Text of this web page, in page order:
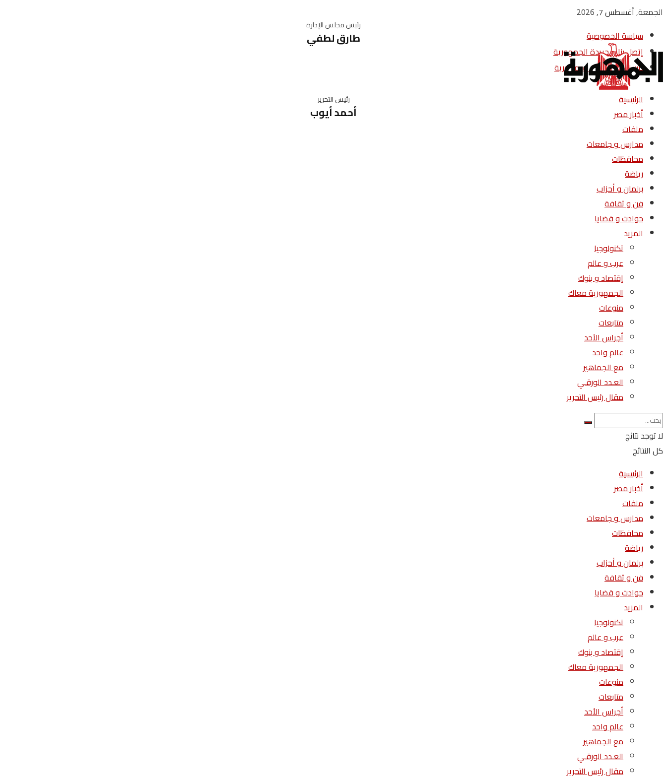
الجمعة, أغسطس 7, 2026
سياسة الخصوصية
إتصل بنا – جريدة الجمهورية
من نحن – جريدة الجمهورية
رئيس مجلس الإدارة
طارق لطفي
رئيس التحرير
أحمد أيوب
الرئيسية
أخبار مصر
ملفات
مدارس و جامعات
محافظات
رياضة
برلمان و أحزاب
فن و ثقافة
حوادث و قضايا
المزيد
تكنولوجيا
عرب و عالم
إقتصاد و بنوك
الجمهورية معاك
منوعات
متابعات
أجراس الأحد
عالم واحد
مع الجماهير
العـدد الورقـي
مقال رئيس التحرير
لا توجد نتائج
كل النتائج
الرئيسية
أخبار مصر
ملفات
مدارس و جامعات
محافظات
رياضة
برلمان و أحزاب
فن و ثقافة
حوادث و قضايا
المزيد
تكنولوجيا
عرب و عالم
إقتصاد و بنوك
الجمهورية معاك
منوعات
متابعات
أجراس الأحد
عالم واحد
مع الجماهير
العـدد الورقـي
مقال رئيس التحرير